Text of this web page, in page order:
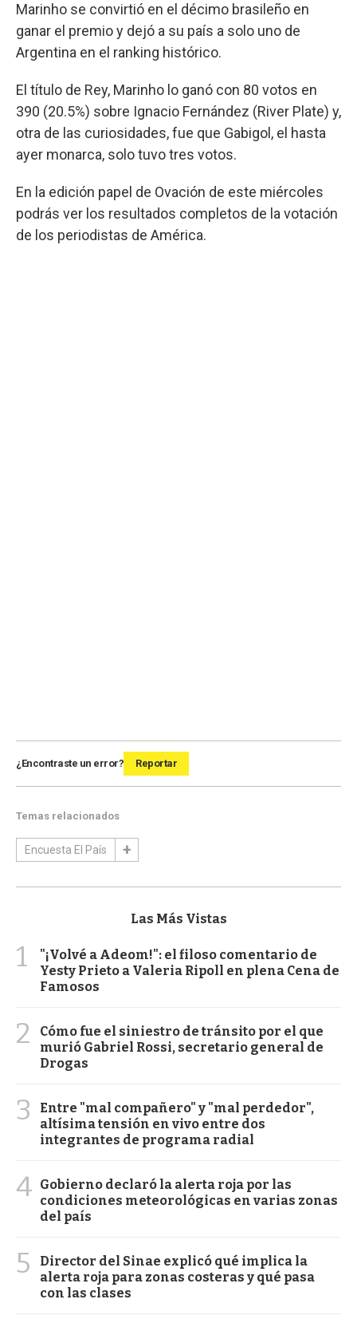
Marinho se convirtió en el décimo brasileño en
ganar el premio y dejó a su país a solo uno de
Argentina en el ranking histórico.
El título de Rey, Marinho lo ganó con 80 votos en
390 (20.5%) sobre Ignacio Fernández (River Plate) y,
otra de las curiosidades, fue que Gabigol, el hasta
ayer monarca, solo tuvo tres votos.
En la edición papel de Ovación de este miércoles
podrás ver los resultados completos de la votación
de los periodistas de América.
¿Encontraste un error? Reportar
Temas relacionados
Encuesta El País
Las Más Vistas
1
"¡Volvé a Adeom!": el filoso comentario de
Yesty Prieto a Valeria Ripoll en plena Cena de
Famosos
2
Cómo fue el siniestro de tránsito por el que
murió Gabriel Rossi, secretario general de
Drogas
3
Entre "mal compañero" y "mal perdedor",
altísima tensión en vivo entre dos
integrantes de programa radial
4 Gobierno declaró la alerta roja por las
condiciones meteorológicas en varias zonas
del país
5
Director del Sinae explicó qué implica la
alerta roja para zonas costeras y qué pasa
con las clases